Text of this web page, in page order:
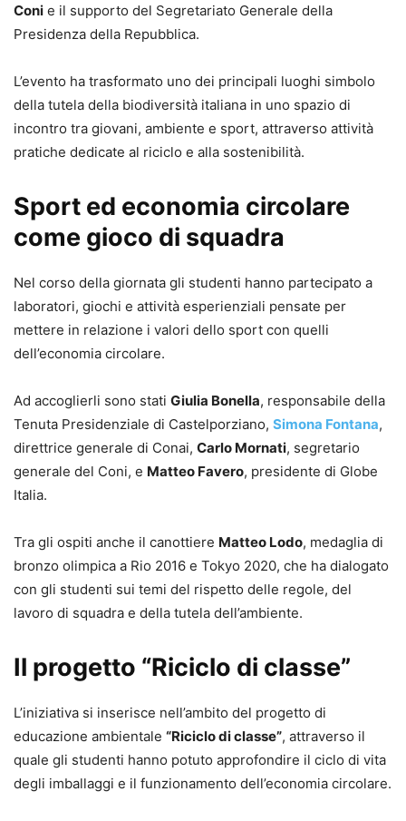
Coni e il supporto del Segretariato Generale della
Presidenza della Repubblica.
L’evento ha trasformato uno dei principali luoghi simbolo
della tutela della biodiversità italiana in uno spazio di
incontro tra giovani, ambiente e sport, attraverso attività
pratiche dedicate al riciclo e alla sostenibilità.
Sport ed economia circolare
come gioco di squadra
Nel corso della giornata gli studenti hanno partecipato a
laboratori, giochi e attività esperienziali pensate per
mettere in relazione i valori dello sport con quelli
dell’economia circolare.
Ad accoglierli sono stati Giulia Bonella, responsabile della
Tenuta Presidenziale di Castelporziano, Simona Fontana,
direttrice generale di Conai, Carlo Mornati, segretario
generale del Coni, e Matteo Favero, presidente di Globe
Italia.
Tra gli ospiti anche il canottiere Matteo Lodo, medaglia di
bronzo olimpica a Rio 2016 e Tokyo 2020, che ha dialogato
con gli studenti sui temi del rispetto delle regole, del
lavoro di squadra e della tutela dell’ambiente.
Il progetto “Riciclo di classe”
L’iniziativa si inserisce nell’ambito del progetto di
educazione ambientale “Riciclo di classe”, attraverso il
quale gli studenti hanno potuto approfondire il ciclo di vita
degli imballaggi e il funzionamento dell’economia circolare.